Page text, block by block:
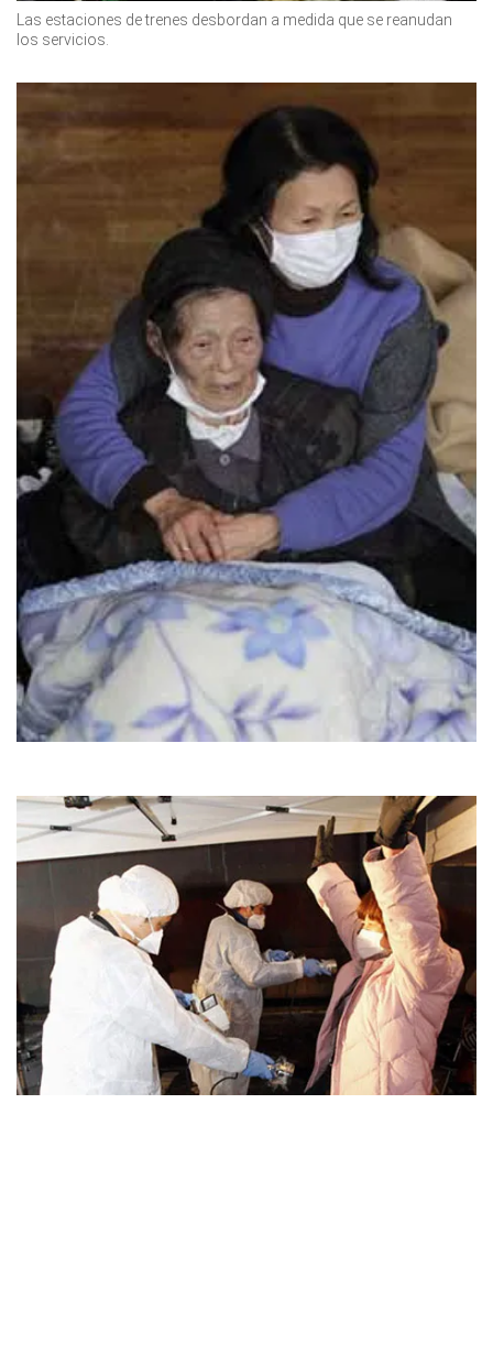
Las estaciones de trenes desbordan a medida que se reanudan
los servicios.